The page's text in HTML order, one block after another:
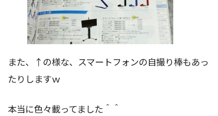
また、↑の様な、スマートフォンの自撮り棒もあっ
たりしますｗ
本当に色々載ってました＾＾